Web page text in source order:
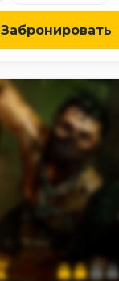
Забронировать